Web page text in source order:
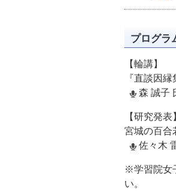
プログラ
【輪講】
『直談因
森 誠子
【研究発表
宮城の百
佐々木
※学習院女
い。